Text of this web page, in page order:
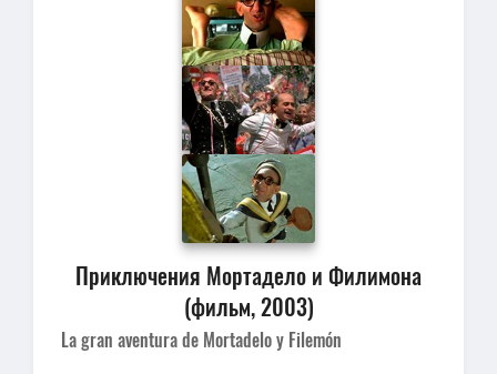
Приключения Мортадело и Филимона
(фильм, 2003)
La gran aventura de Mortadelo y Filemón